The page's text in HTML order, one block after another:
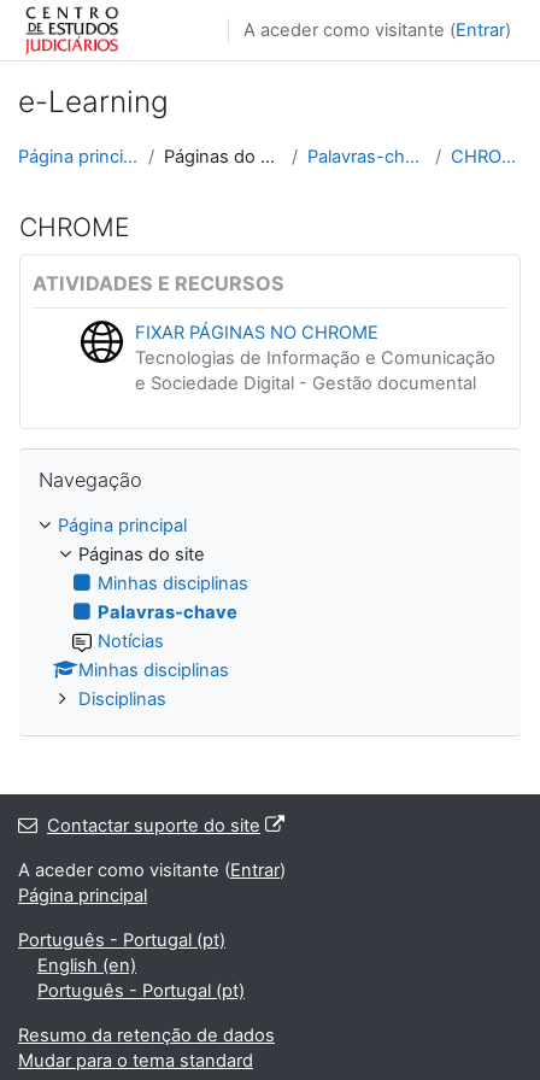
Ir para o conteúdo principal
A aceder como visitante (Entrar)
e-Learning
Página principal Páginas do site Palavras-chave CHROME
CHROME
ATIVIDADES E RECURSOS
FIXAR PÁGINAS NO CHROME
Tecnologias de Informação e Comunicação
e Sociedade Digital - Gestão documental
Navegação
Página principal
Páginas do site
Minhas disciplinas
Palavras-chave
Notícias
Minhas disciplinas
Disciplinas
Contactar suporte do site
A aceder como visitante (Entrar)
Página principal
Português - Portugal ‎(pt)‎
English ‎(en)‎
Português - Portugal ‎(pt)‎
Resumo da retenção de dados
Mudar para o tema standard